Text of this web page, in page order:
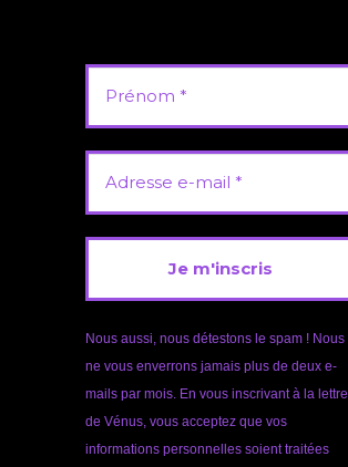
Nous aussi, nous détestons le spam ! Nous
ne vous enverrons jamais plus de deux e-
mails par mois. En vous inscrivant à la lettre
de Vénus, vous acceptez que vos
informations personnelles soient traitées